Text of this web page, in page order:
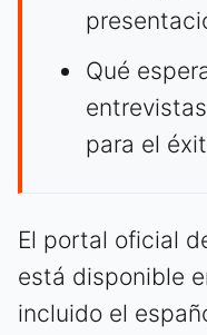
Qué
para el
El portal oficial
está disponible
incluido el